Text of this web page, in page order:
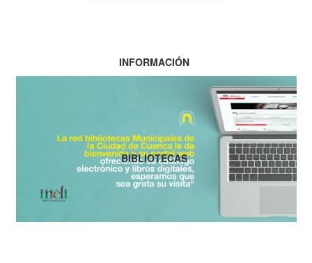
INFORMACIÓN
BIBLIOTECAS